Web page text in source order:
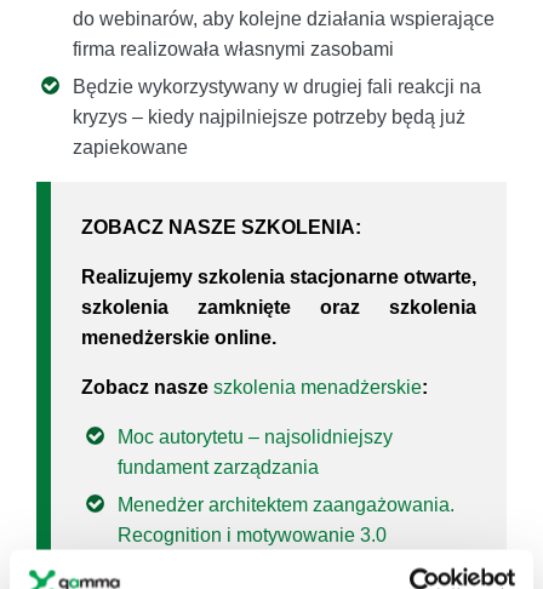
do webinarów, aby kolejne działania wspierające
firma realizowała własnymi zasobami
Będzie wykorzystywany w drugiej fali reakcji na
kryzys – kiedy najpilniejsze potrzeby będą już
zapiekowane
ZOBACZ NASZE SZKOLENIA:
Realizujemy szkolenia stacjonarne otwarte,
szkolenia zamknięte oraz szkolenia
menedżerskie online.
Zobacz nasze szkolenia menadżerskie:
Moc autorytetu – najsolidniejszy
fundament zarządzania
Menedżer architektem zaangażowania.
Recognition i motywowanie 3.0
Wczoraj kolega, dziś przełożony -